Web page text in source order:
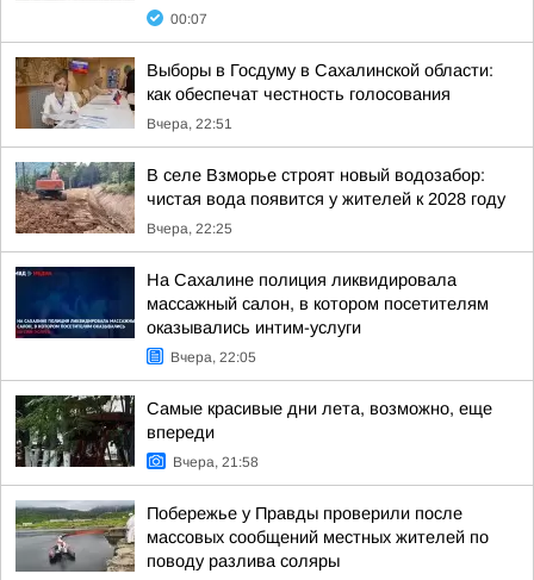
00:07
Выборы в Госдуму в Сахалинской области:
как обеспечат честность голосования
Вчера, 22:51
В селе Взморье строят новый водозабор:
чистая вода появится у жителей к 2028 году
Вчера, 22:25
На Сахалине полиция ликвидировала
массажный салон, в котором посетителям
оказывались интим-услуги
Вчера, 22:05
Самые красивые дни лета, возможно, еще
впереди
Вчера, 21:58
Побережье у Правды проверили после
массовых сообщений местных жителей по
поводу разлива соляры